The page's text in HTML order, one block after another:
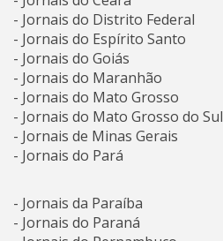
- Jornais do Distrito Federal
- Jornais do Espírito Santo
- Jornais do Goiás
- Jornais do Maranhão
- Jornais do Mato Grosso
- Jornais do Mato Grosso do Sul
- Jornais de Minas Gerais
- Jornais do Pará
- Jornais da Paraíba
- Jornais do Paraná